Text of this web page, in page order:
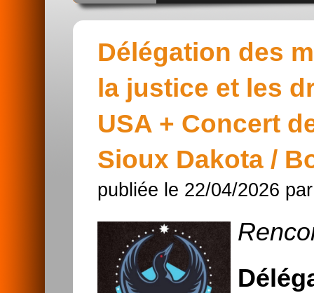
Délégation des
la justice et les
USA + Concert
Sioux Dakota /
publiée le 22/04/2026